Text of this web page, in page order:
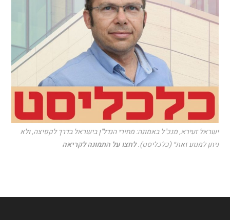
ישראל זעירא, מנכ"ל באמונה: מחירי הנדל"ן בישראל בדרך לקפיצה, ולא
ניתן למנוע זאת״ (כלכליסט).לחצו על התמונה לקריאה